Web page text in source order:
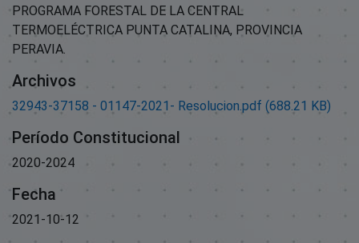
PROGRAMA FORESTAL DE LA CENTRAL
TERMOELÉCTRICA PUNTA CATALINA, PROVINCIA
PERAVIA.
Archivos
32943-37158 - 01147-2021- Resolucion.pdf (688.21 KB)
Período Constitucional
2020-2024
Fecha
2021-10-12